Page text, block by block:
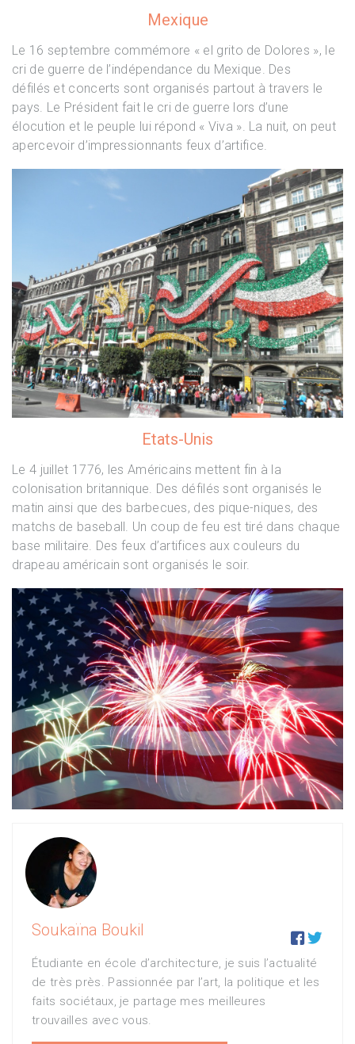
Mexique
Le 16 septembre commémore « el grito de Dolores », le
cri de guerre de l’indépendance du Mexique. Des
défilés et concerts sont organisés partout à travers le
pays. Le Président fait le cri de guerre lors d’une
élocution et le peuple lui répond « Viva ». La nuit, on peut
apercevoir d’impressionnants feux d’artifice.
Etats-Unis
Le 4 juillet 1776, les Américains mettent fin à la
colonisation britannique. Des défilés sont organisés le
matin ainsi que des barbecues, des pique-niques, des
matchs de baseball. Un coup de feu est tiré dans chaque
base militaire. Des feux d’artifices aux couleurs du
drapeau américain sont organisés le soir.
Soukaïna Boukil 

Étudiante en école d’architecture, je suis l’actualité
de très près. Passionnée par l’art, la politique et les
faits sociétaux, je partage mes meilleures
trouvailles avec vous.